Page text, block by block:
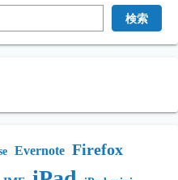
検索
Evernote Firefox